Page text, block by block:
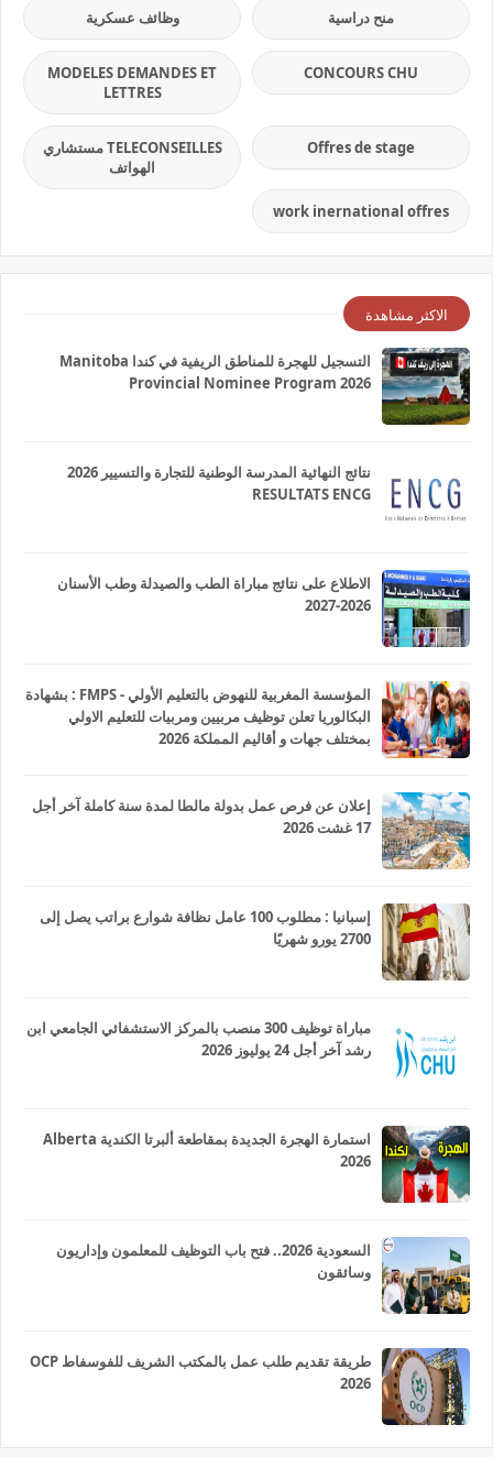
منح دراسية وظائف عسكرية
CONCOURS CHU
MODELES DEMANDES ET
LETTRES
Offres de stage
TELECONSEILLES مستشاري
الهواتف
work inernational offres
الاكثر مشاهدة
التسجيل للهجرة للمناطق الريفية في كندا Manitoba
Provincial Nominee Program 2026
نتائج النهائية المدرسة الوطنية للتجارة والتسيير 2026
RESULTATS ENCG
الاطلاع على نتائج مباراة الطب والصيدلة وطب الأسنان
2026-2027
المؤسسة المغربية للنهوض بالتعليم الأولي - FMPS : بشهادة
البكالوريا تعلن توظيف مربيين ومربيات للتعليم الاولي
بمختلف جهات و أقاليم المملكة 2026
إعلان عن فرص عمل بدولة مالطا لمدة سنة كاملة آخر أجل
17 غشت 2026
إسبانيا : مطلوب 100 عامل نظافة شوارع براتب يصل إلى
2700 يورو شهريًا
مباراة توظيف 300 منصب بالمركز الاستشفائي الجامعي ابن
رشد آخر أجل 24 يوليوز 2026
استمارة الهجرة الجديدة بمقاطعة ألبرتا الكندية Alberta
2026
السعودية 2026.. فتح باب التوظيف للمعلمون وإداريون
وسائقون
طريقة تقديم طلب عمل بالمكتب الشريف للفوسفاط OCP
2026